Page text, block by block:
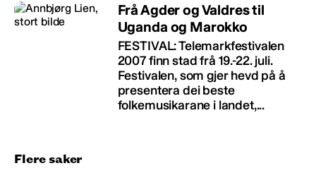
Frå Agder og Valdres til
Uganda og Marokko
FESTIVAL: Telemarkfestivalen
2007 finn stad frå 19.-22. juli.
Festivalen, som gjer hevd på å
presentera dei beste
folkemusikarane i landet,...
Flere saker